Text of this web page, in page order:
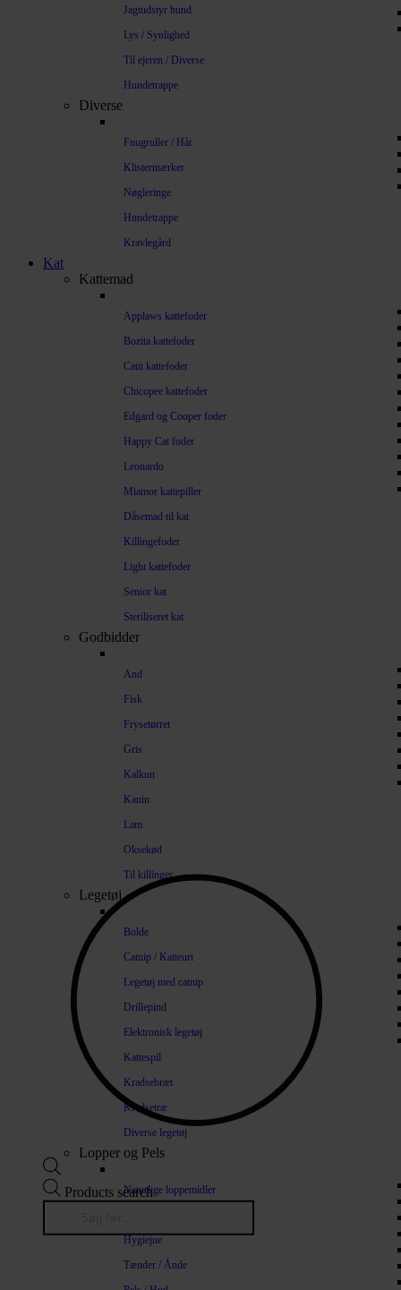
Jagtudstyr hund
Lys / Synlighed
Til ejeren / Diverse
Hundetrappe
Diverse
Fnugruller / Hår
Klistermærker
Nøgleringe
Hundetrappe
Kravlegård
Kat
Kattemad
Applaws kattefoder
Bozita kattefoder
Catit kattefoder
Chicopee kattefoder
Edgard og Cooper foder
Happy Cat foder
Leonardo
Miamor kattepiller
Dåsemad til kat
Killingefoder
Light kattefoder
Senior kat
Steriliseret kat
Godbidder
And
Fisk
Frysetørret
Gris
Kalkun
Kanin
Lam
Oksekød
Til killinger
Legetøj
Bolde
Catnip / Katteurt
Legetøj med catnip
Drillepind
Elektronisk legetøj
Kattespil
Kradsebræt
Kradsetræ
Diverse legetøj
Lopper og Pels
Naturlige loppemidler
Hygiejne
Tænder / Ånde
Products search